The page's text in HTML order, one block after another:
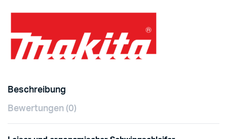
Beschreibung
Bewertungen (0)